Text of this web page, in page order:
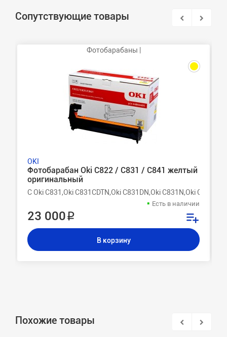
Сопутствующие товары
Фотобарабаны |
OKI
Фотобарабан Oki C822 / C831 / C841 желтый
оригинальный
C Oki C831,Oki C831CDTN,Oki C831DN,Oki C831N,Oki
Есть в наличии
23 000 ₽
В корзину
Похожие товары